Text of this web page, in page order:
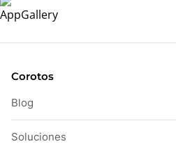
Corotos
Blog
Soluciones